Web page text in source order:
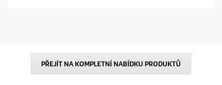
PŘEJÍT NA KOMPLETNÍ NABÍDKU PRODUKTŮ